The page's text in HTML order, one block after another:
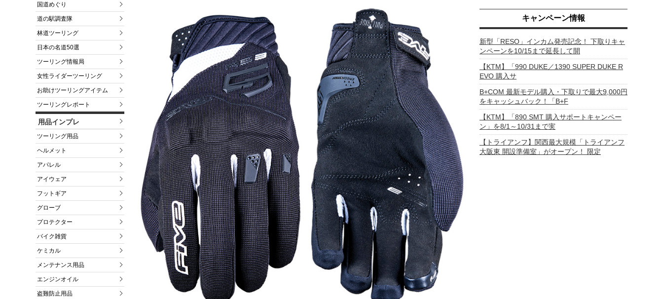
国道めぐり
道の駅調査隊
林道ツーリング
日本の名道50選
ツーリング情報局
女性ライダーツーリング
お助けツーリングアイテム
ツーリングレポート
用品インプレ
ツーリング用品
ヘルメット
アパレル
アイウェア
フットギア
グローブ
プロテクター
バイク雑貨
ケミカル
メンテナンス用品
エンジンオイル
盗難防止用品
キャンペーン情報
新型「RESO」インカム発売記念！ 下取りキャ
ンペーンを10/15まで延長して開
【KTM】「990 DUKE／1390 SUPER DUKE R
EVO 購入サ
B+COM 最新モデル購入・下取りで最大9,000円
をキャッシュバック！「B+F
【KTM】「890 SMT 購入サポートキャンペー
ン」を8/1～10/31まで実
【トライアンフ】関西最大規模「トライアンフ
大阪東 開設準備室」がオープン！ 限定